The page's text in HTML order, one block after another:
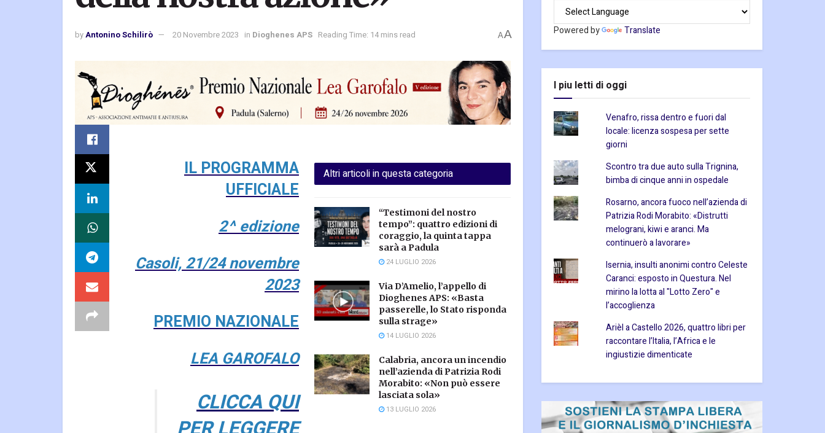
byAntonino Schilirò 20 Novembre 2023 in Dioghenes APS Reading Time: 14 mins read AA
Altri articoli in questa categoria
“Testimoni del nostro
tempo”: quattro edizioni di
coraggio, la quinta tappa
sarà a Padula
24 LUGLIO 2026
Via D’Amelio, l’appello di
Dioghenes APS: «Basta
passerelle, lo Stato risponda
sulla strage»
14 LUGLIO 2026
Calabria, ancora un incendio
nell’azienda di Patrizia Rodi
Morabito: «Non può essere
lasciata sola»
13 LUGLIO 2026
IL PROGRAMMA
UFFICIALE
2^ edizione
Casoli, 21/24 novembre
2023
PREMIO NAZIONALE
LEA GAROFALO
CLICCA QUI
Powered by Translate
I piu letti di oggi
Venafro, rissa dentro e fuori dal
locale: licenza sospesa per sette
giorni
Scontro tra due auto sulla Trignina,
bimba di cinque anni in ospedale
Rosarno, ancora fuoco nell’azienda di
Patrizia Rodi Morabito: «Distrutti
melograni, kiwi e aranci. Ma
continuerò a lavorare»
Isernia, insulti anonimi contro Celeste
Caranci: esposto in Questura. Nel
mirino la lotta al "Lotto Zero" e
l’accoglienza
Arièl a Castello 2026, quattro libri per
raccontare l’Italia, l’Africa e le
ingiustizie dimenticate